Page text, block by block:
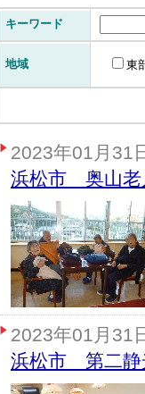
キーワード
地域 東
2023年01月31
浜松市 奥山老
2023年01月31
浜松市 第二静